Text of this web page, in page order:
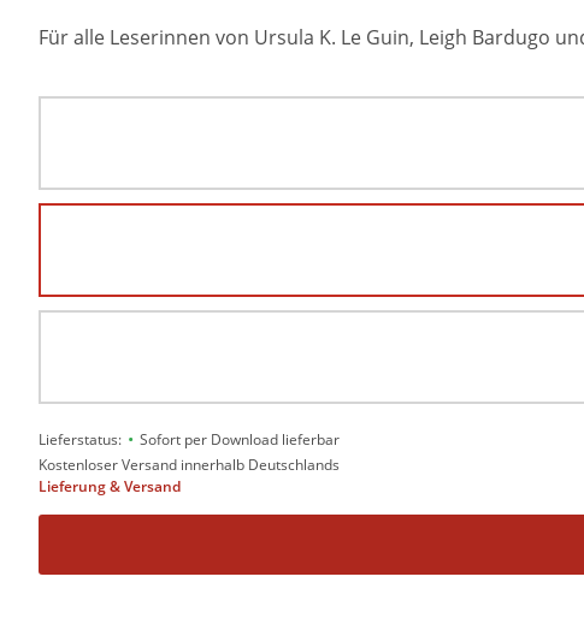
Für alle Leserinnen von Ursula K. Le Guin, Leigh Bardugo
Lieferstatus: • Sofort per Download lieferbar
Kostenloser Versand innerhalb Deutschlands
Lieferung & Versand